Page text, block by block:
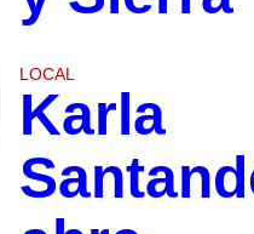
LOCAL
Karla